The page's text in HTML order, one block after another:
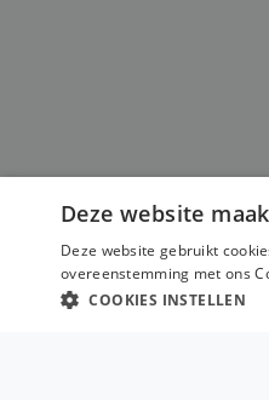
Deze website
Deze website gebruikt
overeenstemming met ons
COOKIES INSTELLEN